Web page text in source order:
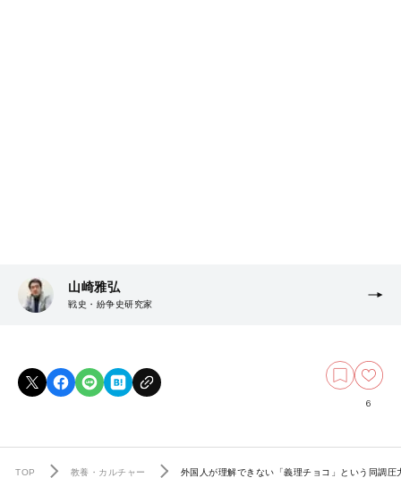
山崎雅弘
戦史・紛争史研究家
6
TOP 教養・カルチャー 外国人が理解できない「義理チョコ」という同調